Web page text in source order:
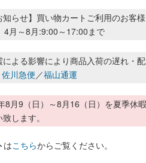
知らせ】買い物カートご利用のお客
4月～8月:9:00～17:00まで
よる影響により商品入荷の遅れ・
佐川急便／福山通運
8月9（日）～8月16（日）を夏季休
します。
はこちらからご覧ください。